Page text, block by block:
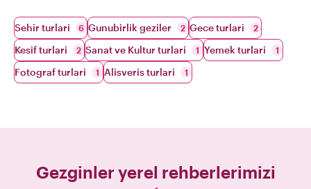
Sehir turlari 6 Gunubirlik geziler 2 Gece turlari 2
Kesif turlari 2 Sanat ve Kultur turlari 1 Yemek turlari 1
Fotograf turlari 1 Alisveris turlari 1
Gezginler yerel rehberlerimizi